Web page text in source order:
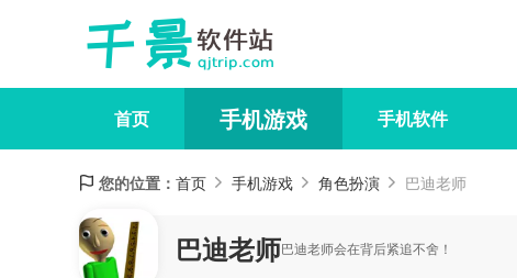
首页 手机游戏 手机软件
您的位置： 首页 手机游戏 角色扮演 巴迪老师
巴迪老师巴迪老师会在背后紧追不舍！